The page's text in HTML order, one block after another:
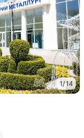
1/14